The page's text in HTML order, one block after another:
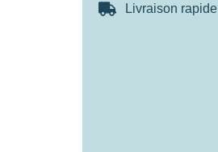
Livraison rapide